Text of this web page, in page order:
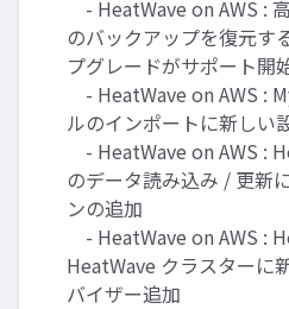
- HeatWave on AWS :
のバックアップを復元す
プグレードがサポート開
- HeatWave on AWS :
ルのインポートに新しい
- HeatWave on AWS :
のデータ読み込み / 更新
ンの追加
- HeatWave on AWS :
HeatWave クラスターに
バイザー追加